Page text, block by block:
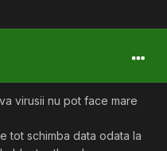
virusii nu pot face mare
tot schimba data odata la